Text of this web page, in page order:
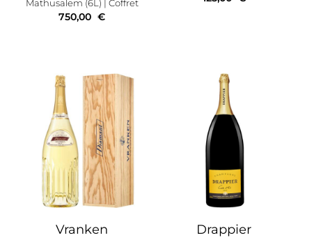
Mathusalem (6L) | Coffret
750,00 €
Vranken Drappier